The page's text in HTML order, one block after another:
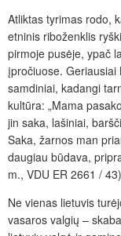
Atliktas tyrimas rodo,
etninis riboženklis
pirmoje pusėje, ypač
įpročiuose.
samdiniai, kadangi
kultūra: „Mama
jin saka, lašiniai,
Saka, žarnos man
daugiau būdava,
m., VDU ER 2661 /
Ne vienas lietuvis
vasaros valgių –